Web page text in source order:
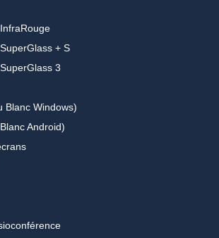
+ S
3
Blanc Windows)
Android)